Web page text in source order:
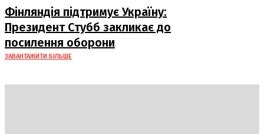
Фінляндія підтримує Україну:
Президент Стубб закликає до
посилення оборони
ЗАВАНТАЖИТИ БІЛЬШЕ